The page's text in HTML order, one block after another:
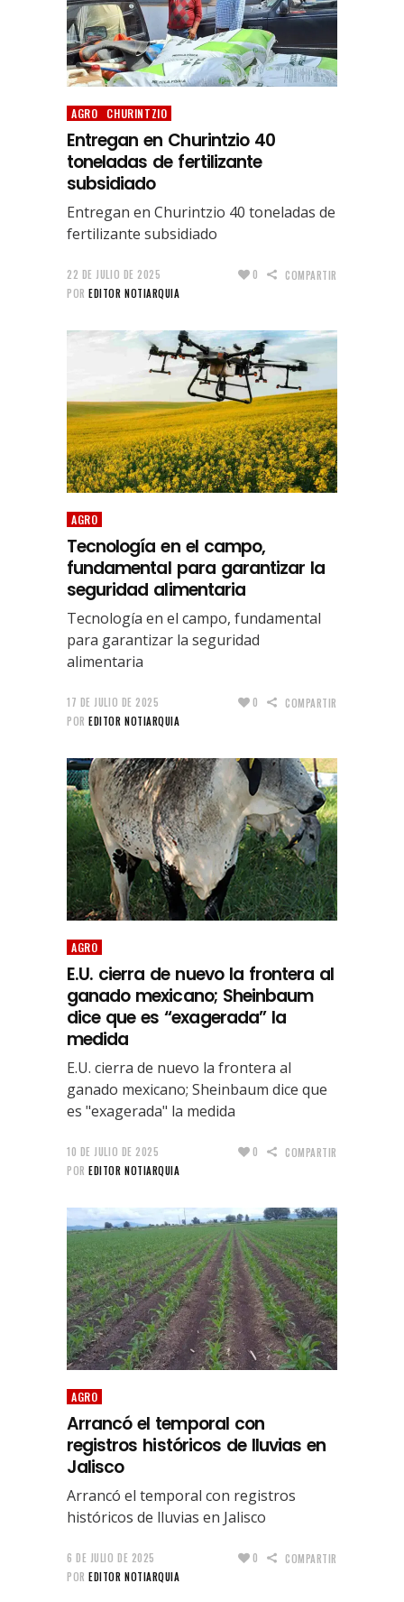
AGRO CHURINTZIO
Entregan en Churintzio 40
toneladas de fertilizante
subsidiado
Entregan en Churintzio 40 toneladas de
fertilizante subsidiado
22 DE JULIO DE 2025
POR EDITOR NOTIARQUIA
0 COMPARTIR
AGRO
Tecnología en el campo,
fundamental para garantizar la
seguridad alimentaria
Tecnología en el campo, fundamental
para garantizar la seguridad
alimentaria
17 DE JULIO DE 2025
POR EDITOR NOTIARQUIA
0 COMPARTIR
AGRO
E.U. cierra de nuevo la frontera al
ganado mexicano; Sheinbaum
dice que es “exagerada” la
medida
E.U. cierra de nuevo la frontera al
ganado mexicano; Sheinbaum dice que
es "exagerada" la medida
10 DE JULIO DE 2025
POR EDITOR NOTIARQUIA
0 COMPARTIR
AGRO
Arrancó el temporal con
registros históricos de lluvias en
Jalisco
Arrancó el temporal con registros
históricos de lluvias en Jalisco
6 DE JULIO DE 2025
POR EDITOR NOTIARQUIA
0 COMPARTIR